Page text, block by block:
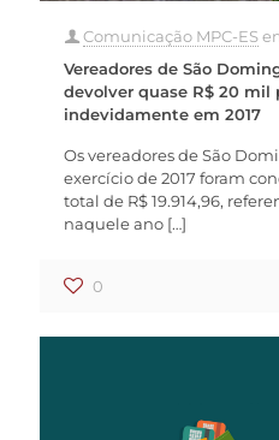
Comunicação MPC-ES
Vereadores de São
devolver quase R$ 20 mil
indevidamente em 2017
Os vereadores de São
exercício de 2017 foram
total de R$ 19.914,96,
naquele ano […]
0